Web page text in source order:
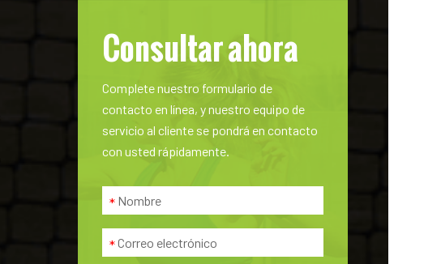
Consultar ahora
Complete nuestro formulario de
contacto en línea, y nuestro equipo de
servicio al cliente se pondrá en contacto
con usted rápidamente.